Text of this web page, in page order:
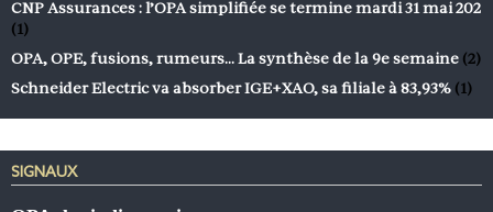
CNP Assurances : l’OPA simplifiée se termine mardi 31 mai 202
(1)
OPA, OPE, fusions, rumeurs… La synthèse de la 9e semaine (2)
Schneider Electric va absorber IGE+XAO, sa filiale à 83,93% (1)
SIGNAUX